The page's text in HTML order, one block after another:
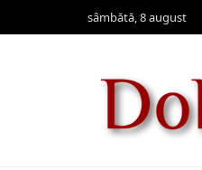
sâmbătă, 8 august